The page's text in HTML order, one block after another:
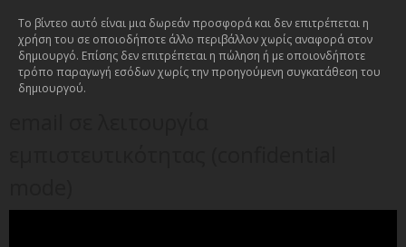
Το βίντεο αυτό είναι μια δωρεάν προσφορά και δεν επιτρέπεται η
χρήση του σε οποιοδήποτε άλλο περιβάλλον χωρίς αναφορά στον
δημιουργό. Επίσης δεν επιτρέπεται η πώληση ή με οποιονδήποτε
τρόπο παραγωγή εσόδων χωρίς την προηγούμενη συγκατάθεση του
δημιουργού.